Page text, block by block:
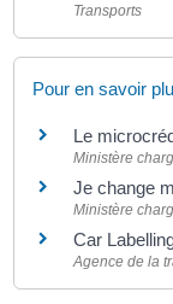
Transports
Pour en savoir
Le
Ministère
Je change
Ministère
Car
Agence de la